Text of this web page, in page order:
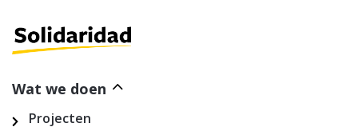
Wat we doen
Projecten